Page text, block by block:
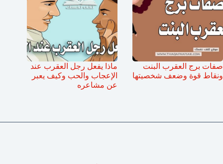
صفات برج العقرب البنت
ونقاط قوة وضعف شخصيتها
ماذا يفعل رجل العقرب عند
الإعجاب والحب وكيف يعبر
عن مشاعره